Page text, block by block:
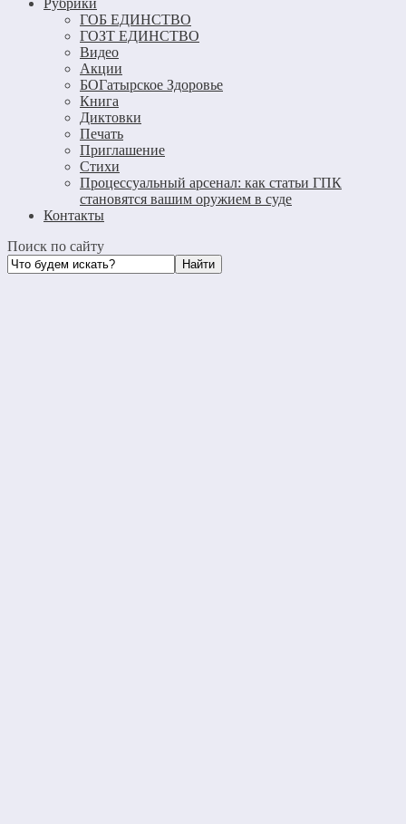
Рубрики
ГОБ ЕДИНСТВО
ГОЗТ ЕДИНСТВО
Видео
Акции
БОГатырское Здоровье
Книга
Диктовки
Печать
Приглашение
Стихи
Процессуальный арсенал: как статьи ГПК
становятся вашим оружием в суде
Контакты
Поиск по сайту